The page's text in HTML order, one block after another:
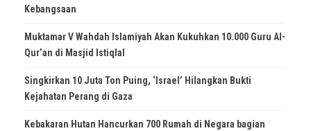
Kebangsaan
Muktamar V Wahdah Islamiyah Akan Kukuhkan 10.000 Guru Al-
Qur’an di Masjid Istiqlal
Singkirkan 10 Juta Ton Puing, ‘Israel’ Hilangkan Bukti
Kejahatan Perang di Gaza
Kebakaran Hutan Hancurkan 700 Rumah di Negara bagian